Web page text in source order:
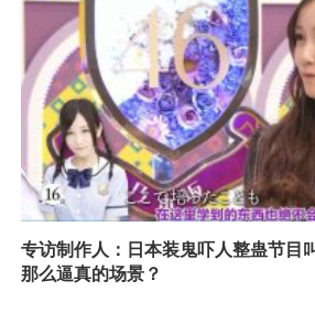
专访制作人：日本装鬼吓人整蛊节目
那么逼真的场景？